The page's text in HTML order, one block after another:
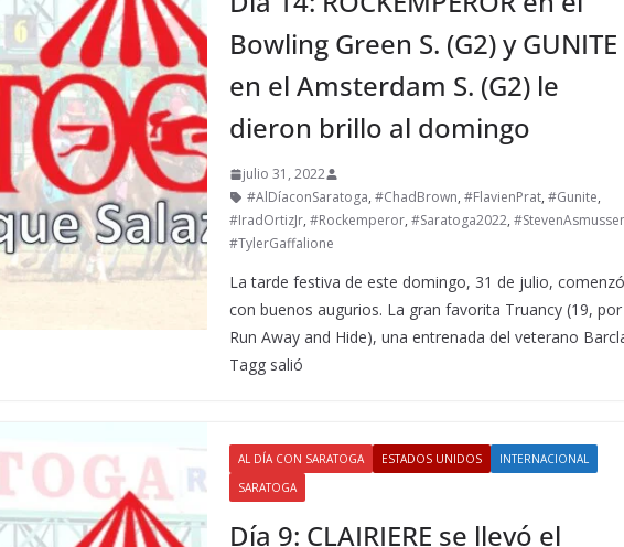
Bowling Green S. (G2) y GUNITE
en el Amsterdam S. (G2) le
dieron brillo al domingo
julio 31, 2022
#AlDíaconSaratoga,#ChadBrown,#FlavienPrat,#Gunite,
#IradOrtizJr,#Rockemperor,#Saratoga2022,
#TylerGaffalione
La tarde festiva de este domingo, 31 de julio,
con buenos augurios. La gran favorita Truancy (19, por
Run Away and Hide), una entrenada del veterano
Tagg salió
AL DÍA CON SARATOGA ESTADOS UNIDOS
INTERNACIONAL
SARATOGA
Día 9: CLAIRIERE se llevó el